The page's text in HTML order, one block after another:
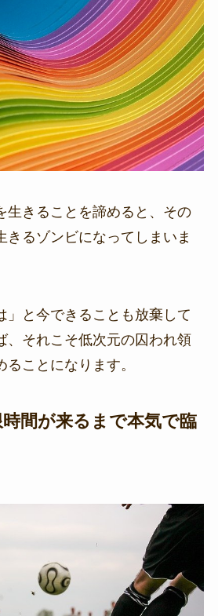
生きることを諦めると、その
きるゾンビになってしまいま
」と今できることも放棄して
、それこそ低次元の囚われ領
ことになります。
間が来るまで本気で臨